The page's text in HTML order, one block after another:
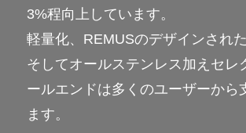
3%程向上しています。
軽量化、REMUSのデザインされた
そしてオールステンレス加えセレ
ールエンドは多くのユーザーから
ます。